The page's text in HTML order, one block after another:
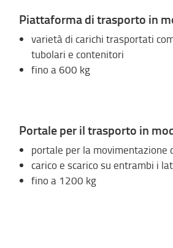
Piattaforma di trasporto in
varietà di carichi trasportati
tubolari e contenitori
fino a 600 kg
Portale per il trasporto in
portale per la movimentazione
carico e scarico su entrambi i
fino a 1200 kg